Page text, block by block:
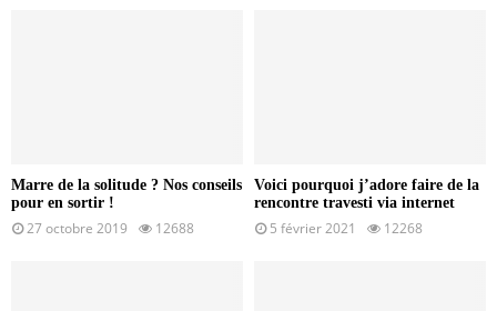
Marre de la solitude ? Nos conseils
pour en sortir !
27 octobre 2019 12688
Voici pourquoi j’adore faire de la
rencontre travesti via internet
5 février 2021 12268